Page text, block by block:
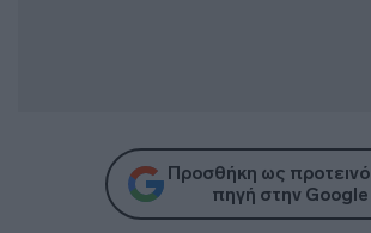
Προσθήκη ως
πηγή στην Google